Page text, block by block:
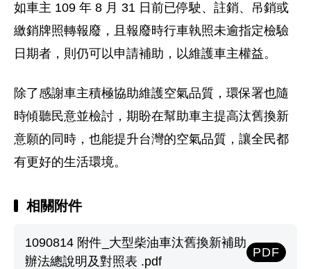
如車主 109 年 8 月 31 日前已停駛、註銷、吊銷或
繳銷牌照轉報廢，且報廢時行車執照未逾指定檢驗
日期者，則仍可以申請補助，以維護車主權益。
除了感謝車主積極協助維護空氣品質，環保署也隨
時傾聽民意並檢討，期盼在幫助車主提高汰舊換新
意願的同時，也能提升台灣的空氣品質，讓全民都
有更好的生活環境。
相關附件
1090814 附件_大型柴油車汰舊換新補助
辦法總說明及對照表 .pdf
PDF